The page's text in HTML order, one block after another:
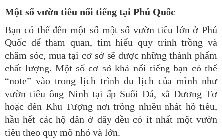
Một số vườn tiêu nổi tiếng tại Phú Quốc
Bạn có thể đến một số một số vườn tiêu lớn ở Phú
Quốc để tham quan, tìm hiểu quy trình trồng và
chăm sóc, mua tại cơ sở sẽ được những thành phẩm
chất lượng. Một số cơ sở khá nổi tiếng bạn có thể
“note” vào trong lịch trình du lịch của mình như
vườn tiêu ông Ninh tại ấp Suối Đá, xã Dương Tơ
hoặc đến Khu Tượng nơi trồng nhiều nhất hồ tiêu,
hầu hết các hộ dân ở đây đều có ít nhất một vườn
tiêu theo quy mô nhỏ và lớn.